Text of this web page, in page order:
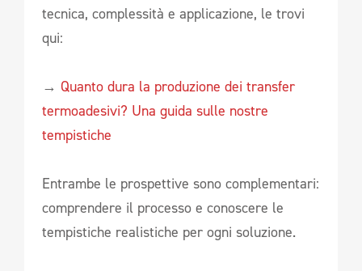
tecnica, complessità e applicazione, le trovi
qui:
→ Quanto dura la produzione dei transfer
termoadesivi? Una guida sulle nostre
tempistiche
Entrambe le prospettive sono complementari:
comprendere il processo e conoscere le
tempistiche realistiche per ogni soluzione.